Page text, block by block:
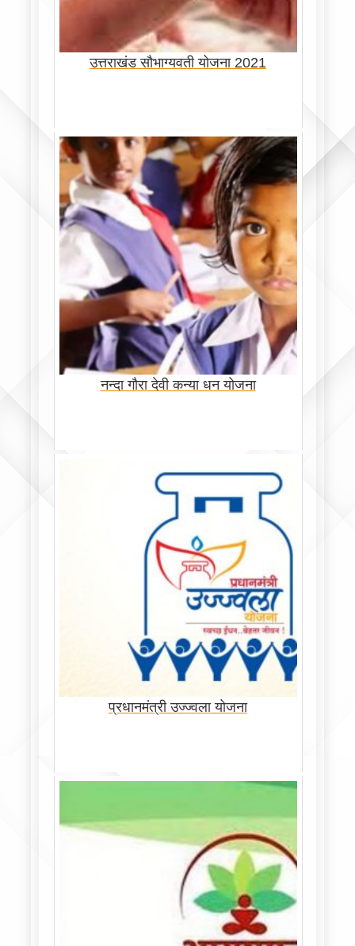
उत्तराखंड सौभाग्यवती योजना 2021
नन्दा गौरा देवी कन्या धन योजना
प्रधानमंत्री उज्ज्वला योजना